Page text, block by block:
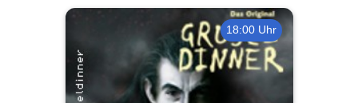
18:00 Uhr